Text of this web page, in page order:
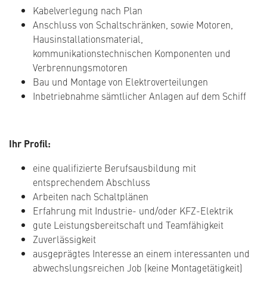
Kabelverlegung nach Plan
Anschluss von Schaltschränken, sowie Motoren,
Hausinstallationsmaterial,
kommunikationstechnischen Komponenten und
Verbrennungsmotoren
Bau und Montage von Elektroverteilungen
Inbetriebnahme sämtlicher Anlagen auf dem Schiff
Ihr Profil:
eine qualifizierte Berufsausbildung mit
entsprechendem Abschluss
Arbeiten nach Schaltplänen
Erfahrung mit Industrie- und/oder KFZ-Elektrik
gute Leistungsbereitschaft und Teamfähigkeit
Zuverlässigkeit
ausgeprägtes Interesse an einem interessanten und
abwechslungsreichen Job (keine Montagetätigkeit)